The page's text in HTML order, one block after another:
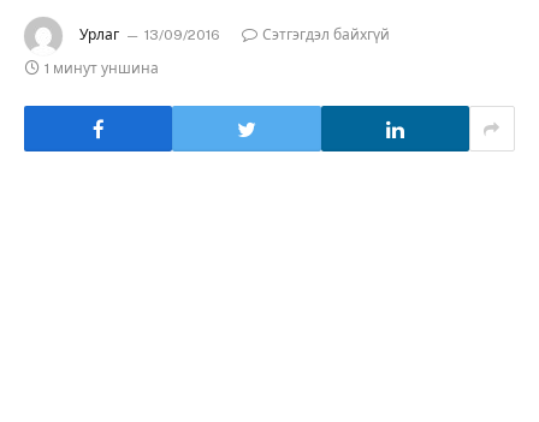
Урлаг 13/09/2016
Сэтгэгдэл байхгүй
1 минут уншина